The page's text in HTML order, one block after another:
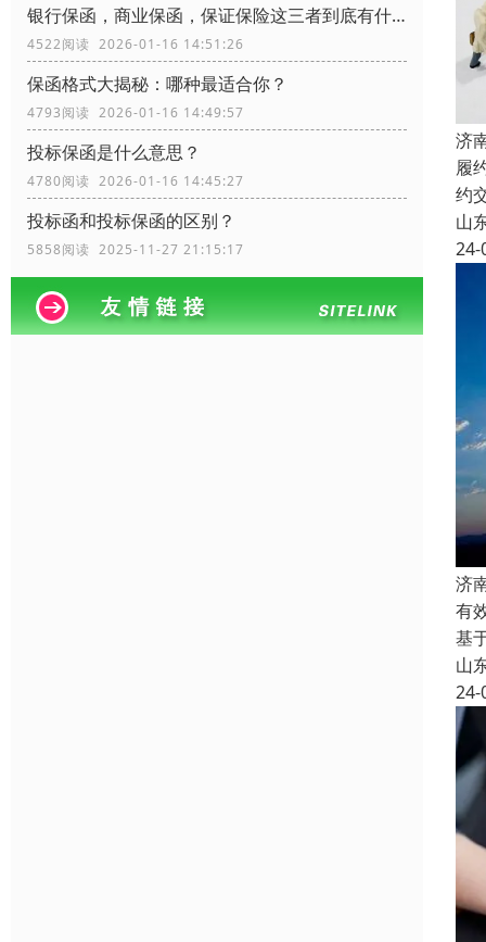
银行保函，商业保函，保证保险这三者到底有什么区别？
4522阅读 2026-01-16 14:51:26
保函格式大揭秘：哪种最适合你？
4793阅读 2026-01-16 14:49:57
投标保函是什么意思？
4780阅读 2026-01-16 14:45:27
投标函和投标保函的区别？
5858阅读 2025-11-27 21:15:17
济
履
约
山
24-
济
有
基
山
24-